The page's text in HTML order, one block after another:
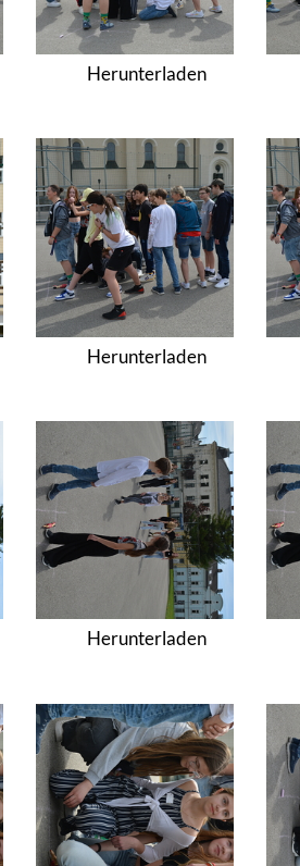
Herunterladen
Herunterladen
Herunterladen